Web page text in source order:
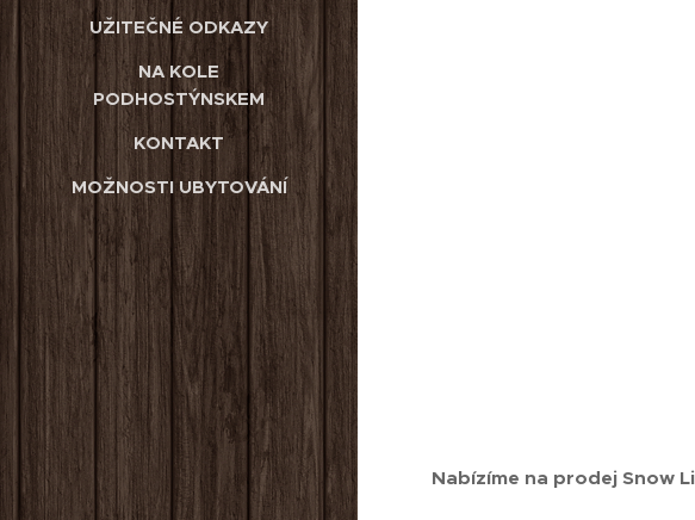
UŽITEČNÉ ODKAZY
NA KOLE
PODHOSTÝNSKEM
KONTAKT
MOŽNOSTI UBYTOVÁNÍ
Nabízíme na prodej Snow